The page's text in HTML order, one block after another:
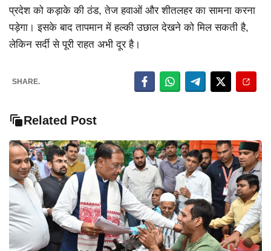
प्रदेश को कड़ाके की ठंड, तेज हवाओं और शीतलहर का सामना करना
पड़ेगा। इसके बाद तापमान में हल्की उछाल देखने को मिल सकती है,
लेकिन सर्दी से पूरी राहत अभी दूर है।
SHARE.
Related Post